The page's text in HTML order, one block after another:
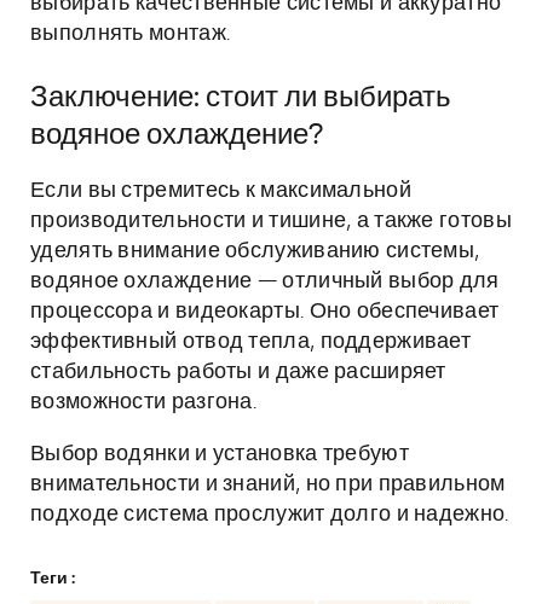
выполнять монтаж.
Заключение: стоит ли выбирать
водяное охлаждение?
Если вы стремитесь к максимальной
производительности и тишине, а также готовы
уделять внимание обслуживанию системы,
водяное охлаждение — отличный выбор для
процессора и видеокарты. Оно обеспечивает
эффективный отвод тепла, поддерживает
стабильность работы и даже расширяет
возможности разгона.
Выбор водянки и установка требуют
внимательности и знаний, но при правильном
подходе система прослужит долго и надежно.
Теги :